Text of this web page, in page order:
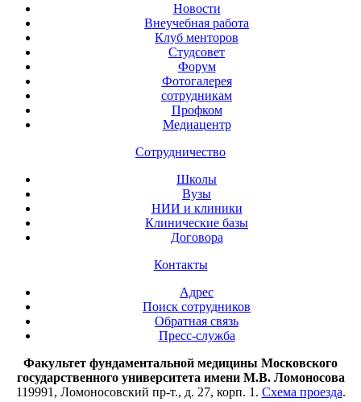
Новости
Внеучебная работа
Клуб менторов
Студсовет
Форум
Фотогалерея
сотрудникам
Профком
Медиацентр
Сотрудничество
Школы
Вузы
НИИ и клиники
Клинические базы
Договора
Контакты
Адрес
Поиск сотрудников
Обратная связь
Пресс-служба
Факультет фундаментальной медицины Московского
государственного университета имени М.В. Ломоносова
119991, Ломоносовский пр-т., д. 27, корп. 1. Схема проезда.